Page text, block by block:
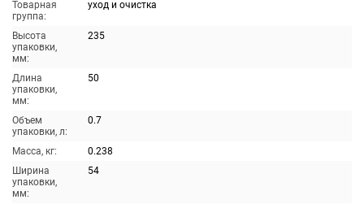
Товарная
группа:
уход и очистка
Высота
упаковки,
мм:
235
Длина
упаковки,
мм:
50
Объем
упаковки, л:
0.7
Масса, кг:
0.238
Ширина
упаковки,
мм:
54